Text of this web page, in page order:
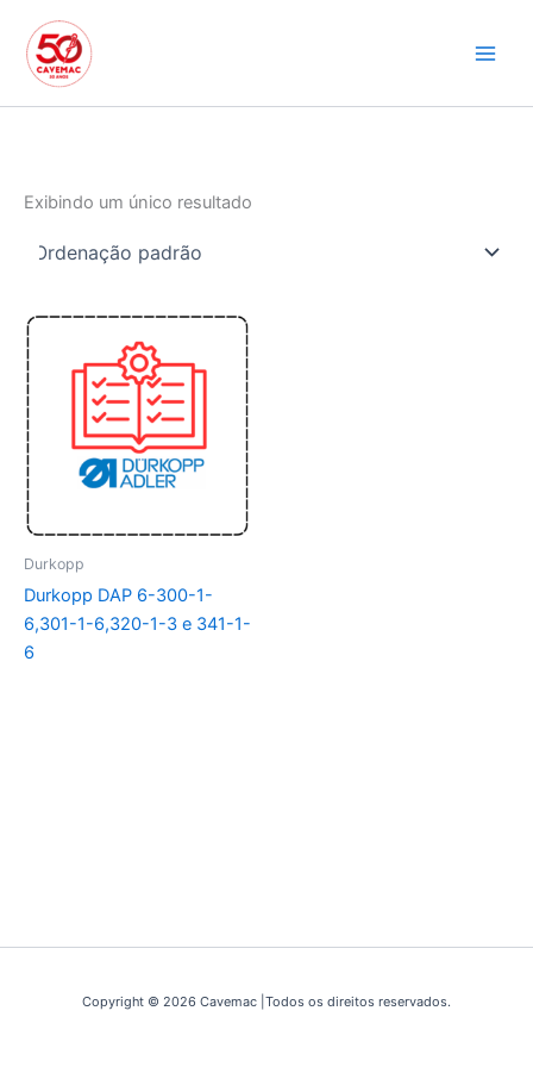
para
Exibindo um único resultado
Durkopp
Durkopp DAP 6-300-1-
6,301-1-6,320-1-3 e 341-1-
6
Copyright © 2026 Cavemac |Todos os direitos reservados.